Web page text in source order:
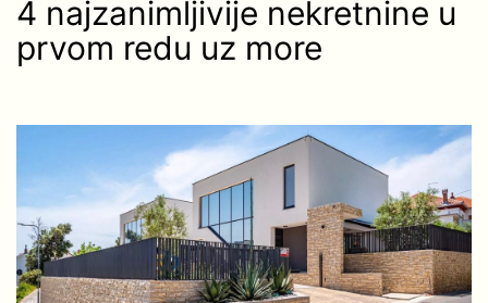
4 najzanimljivije nekretnine u
prvom redu uz more